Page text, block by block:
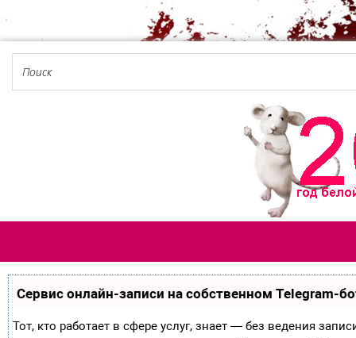
Сервис онлайн-записи на собственном Telegram-
Тот, кто работает в сфере услуг, знает — без ведения